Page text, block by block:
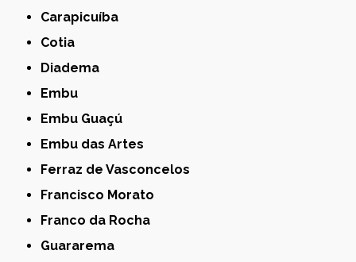
Carapicuíba
Cotia
Diadema
Embu
Embu Guaçú
Embu das Artes
Ferraz de Vasconcelos
Francisco Morato
Franco da Rocha
Guararema